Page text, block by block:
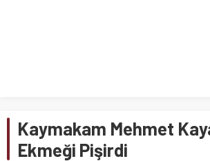
Kaymakam Mehmet
Ekmeği Pişirdi